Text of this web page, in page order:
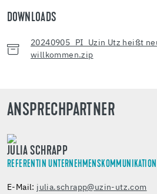
DOWNLOADS
20240905_PI_Uzin Utz heißt
willkommen.zip
ANSPRECHPARTNER
JULIA SCHRAPP
REFERENTIN UNTERNEHMENSKOMMUNIKATION
E-Mail: julia.schrapp@uzin-utz.com